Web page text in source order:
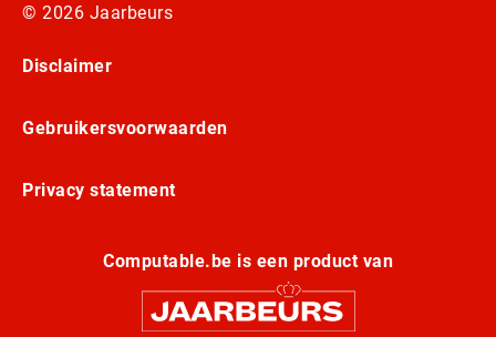
© 2026 Jaarbeurs
Disclaimer
Gebruikersvoorwaarden
Privacy statement
Computable.be is een product van